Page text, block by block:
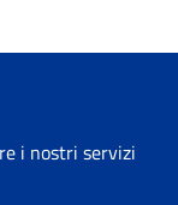
i nostri servizi